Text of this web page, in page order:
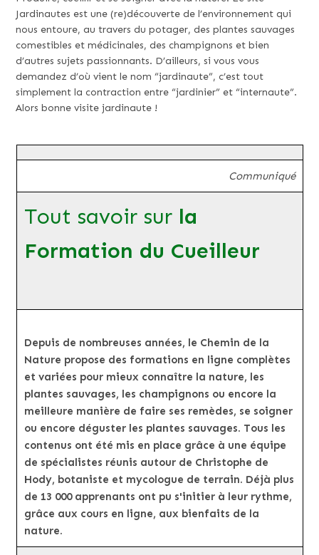
Jardinautes est une (re)découverte de l’environnement qui
nous entoure, au travers du potager, des plantes sauvages
comestibles et médicinales, des champignons et bien
d’autres sujets passionnants. D’ailleurs, si vous vous
demandez d’où vient le nom “jardinaute”, c’est tout
simplement la contraction entre “jardinier” et “internaute”.
Alors bonne visite jardinaute !
Communiqué
Tout savoir sur la
Formation du Cueilleur
Depuis de nombreuses années, le Chemin de la
Nature propose des formations en ligne complètes
et variées pour mieux connaître la nature, les
plantes sauvages, les champignons ou encore la
meilleure manière de faire ses remèdes, se soigner
ou encore déguster les plantes sauvages. Tous les
contenus ont été mis en place grâce à une équipe
de spécialistes réunis autour de Christophe de
Hody, botaniste et mycologue de terrain. Déjà plus
de 13 000 apprenants ont pu s'initier à leur rythme,
grâce aux cours en ligne, aux bienfaits de la
nature.